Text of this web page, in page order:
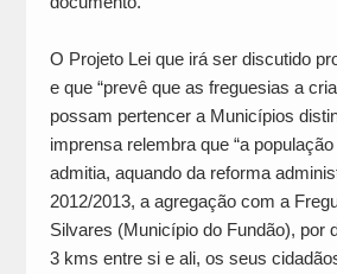
O Projeto Lei que irá ser discutido
e que “prevê que as freguesias a
possam pertencer a Municípios
imprensa relembra que “a
admitia, aquando da reforma
2012/2013, a agregação com a
Silvares (Município do Fundão), por
3 kms entre si e ali, os seus